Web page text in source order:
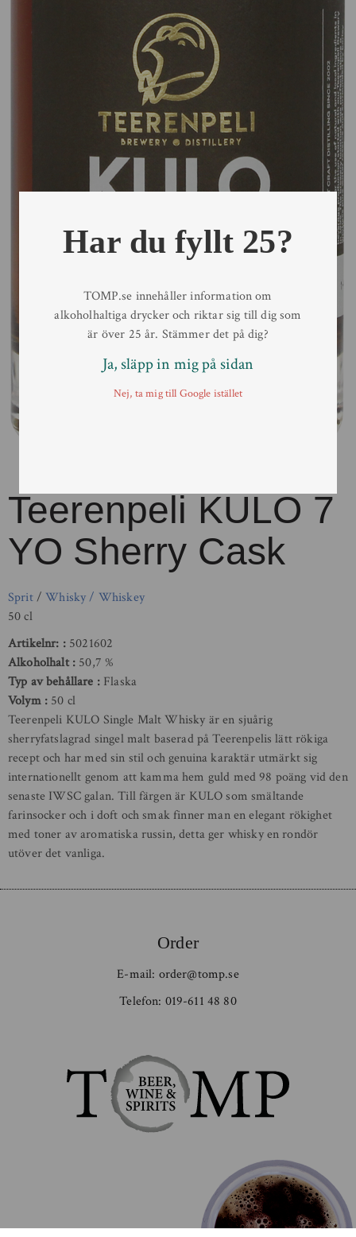
Teerenpeli KULO 7
YO Sherry Cask
Sprit/Whisky / Whiskey
50 cl
Artikelnr:
5021602
Alkoholhalt
50,7 %
Typ av behållare
Flaska
Volym
50 cl
Teerenpeli KULO Single Malt Whisky är en sjuårig
sherryfatslagrad singel malt baserad på Teerenpelis lätt rökiga
recept och har med sin stil och genuina karaktär utmärkt sig
internationellt genom att kamma hem guld med 98 poäng vid den
senaste IWSC galan. Till färgen är KULO som smältande
farinsocker och i doft och smak finner man en elegant rökighet
med toner av aromatiska russin, detta ger whisky en rondör
utöver det vanliga.
Order
E-mail: order@tomp.se
Telefon: 019-611 48 80
Har du fyllt 25?
TOMP.se innehåller information om
alkoholhaltiga drycker och riktar sig till dig som
är över 25 år. Stämmer det på dig?
Ja, släpp in mig på sidan
Nej, ta mig till Google istället